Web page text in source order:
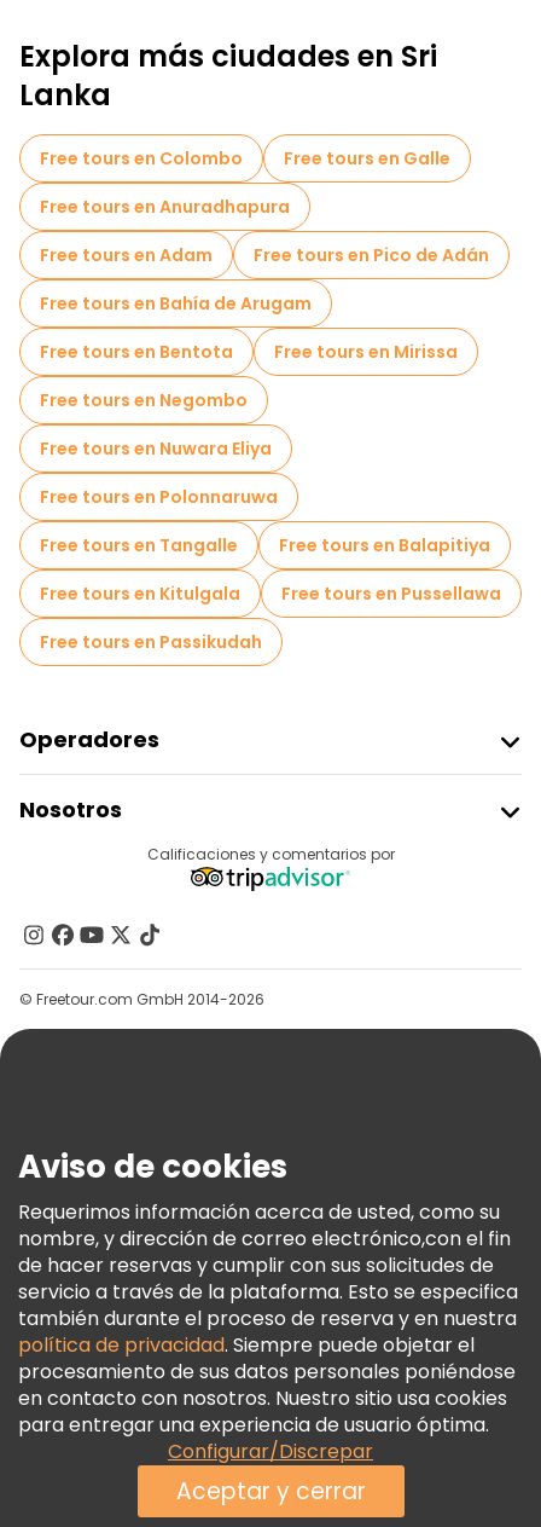
Explora más ciudades en Sri
Lanka
Free tours en Colombo
Free tours en Galle
Free tours en Anuradhapura
Free tours en Adam
Free tours en Pico de Adán
Free tours en Bahía de Arugam
Free tours en Bentota
Free tours en Mirissa
Free tours en Negombo
Free tours en Nuwara Eliya
Free tours en Polonnaruwa
Free tours en Tangalle
Free tours en Balapitiya
Free tours en Kitulgala
Free tours en Pussellawa
Free tours en Passikudah
Operadores
Acceder Como Proveedor
Programa De Afiliados
Nosotros
Contacto
Grupos
Ayuda
Términos E Información Legal
Política De Cookies
Freetour Premios
Programa De Fidelidad
Calificaciones y comentarios por
© Freetour.com GmbH 2014-2026
Aviso de cookies
Requerimos información acerca de usted, como su
nombre, y dirección de correo electrónico,con el fin
de hacer reservas y cumplir con sus solicitudes de
servicio a través de la plataforma. Esto se especifica
también durante el proceso de reserva y en nuestra
política de privacidad. Siempre puede objetar el
procesamiento de sus datos personales poniéndose
en contacto con nosotros. Nuestro sitio usa cookies
para entregar una experiencia de usuario óptima.
Configurar/Discrepar
Aceptar y cerrar